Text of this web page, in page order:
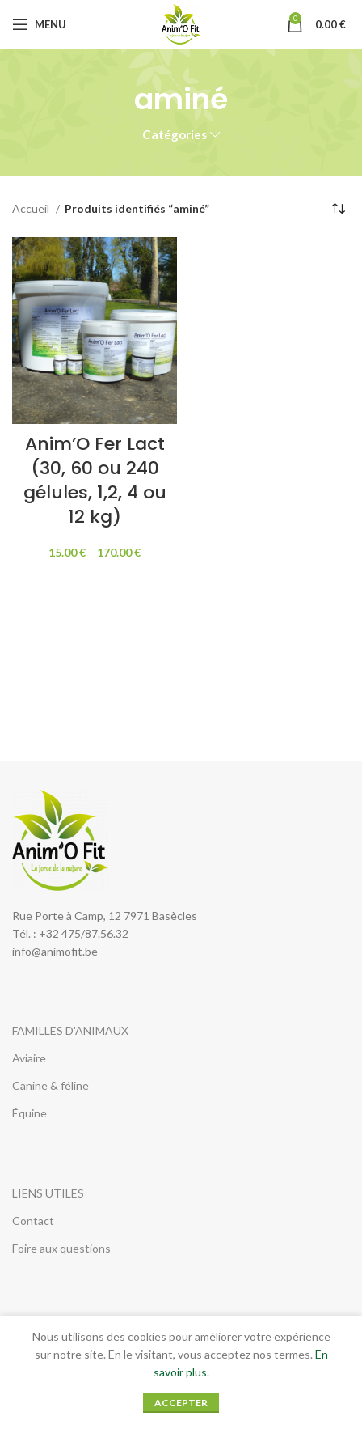
MENU 0 0.00€
aminé
Catégories
Accueil Produits identifiés “aminé”
Anim’O Fer Lact
(30, 60 ou 240
gélules, 1,2, 4 ou
12 kg)
15.00€ – 170.00€
Rue Porte à Camp, 12 7971 Basècles
Tél. : +32 475/87.56.32
info@animofit.be
FAMILLES D'ANIMAUX
Aviaire
Canine & féline
Équine
LIENS UTILES
Contact
Foire aux questions
Conditions générales de vente
Nous utilisons des cookies pour améliorer votre expérience
sur notre site. En le visitant, vous acceptez nos termes. En
savoir plus.
ACCEPTER